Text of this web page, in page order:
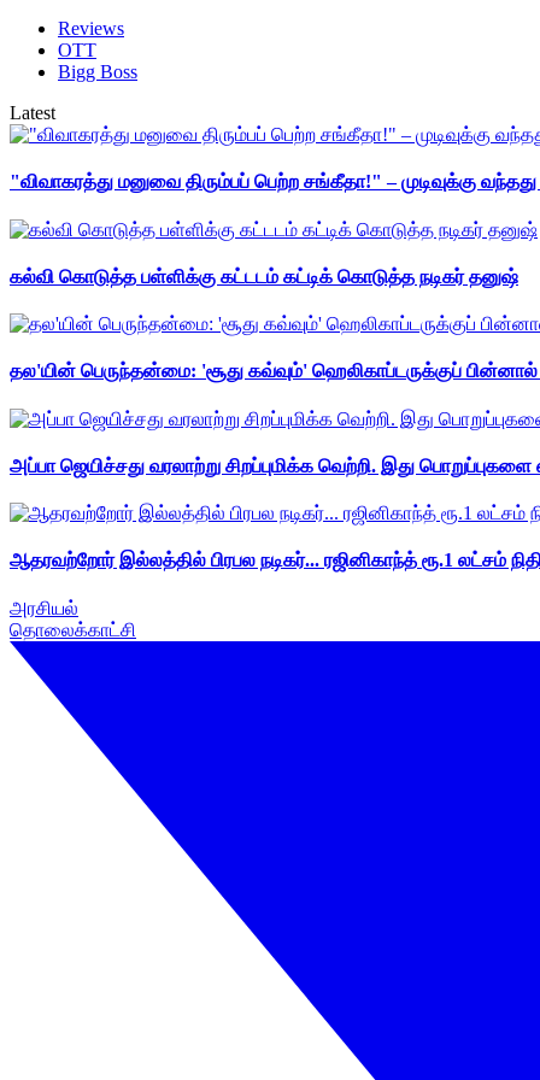
Reviews
OTT
Bigg Boss
Latest
"விவாகரத்து மனுவை திரும்பப் பெற்ற சங்கீதா!" – முடிவுக்கு
கல்வி கொடுத்த பள்ளிக்கு கட்டடம் கட்டிக் கொடுத்த நடிகர் தனுஷ்
தல'யின் பெருந்தன்மை: 'சூது கவ்வும்' ஹெலிகாப்டருக்குப்
அப்பா ஜெயிச்சது வரலாற்று சிறப்புமிக்க வெற்றி. இது
ஆதரவற்றோர் இல்லத்தில் பிரபல நடிகர்... ரஜினிகாந்த் ரூ.1 லட்சம்
அரசியல்
தொலைக்காட்சி